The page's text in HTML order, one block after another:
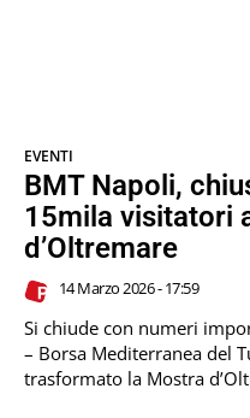
EVENTI
BMT Napoli,
15mila visitatori
d’Oltremare
14 Marzo 2026 - 17:59
Si chiude con numeri
– Borsa Mediterranea del
trasformato la Mostra